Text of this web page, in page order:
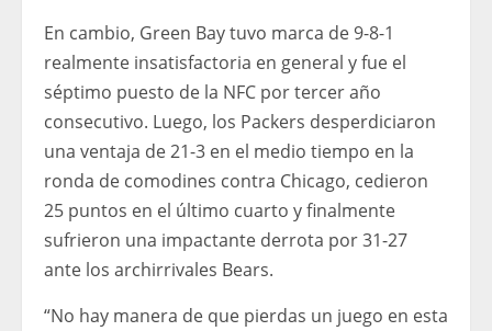
En cambio, Green Bay tuvo marca de 9-8-1
realmente insatisfactoria en general y fue el
séptimo puesto de la NFC por tercer año
consecutivo. Luego, los Packers desperdiciaron
una ventaja de 21-3 en el medio tiempo en la
ronda de comodines contra Chicago, cedieron
25 puntos en el último cuarto y finalmente
sufrieron una impactante derrota por 31-27
ante los archirrivales Bears.
“No hay manera de que pierdas un juego en esta